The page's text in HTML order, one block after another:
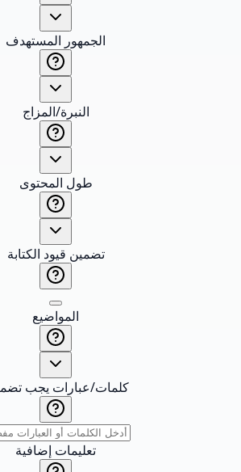
الجمهور المستهدف
النبرة/المزاج
طول المحتوى
تضمين قيود الكتابة
المواضيع
كلمات/عبارات يجب
تعليمات إضافية